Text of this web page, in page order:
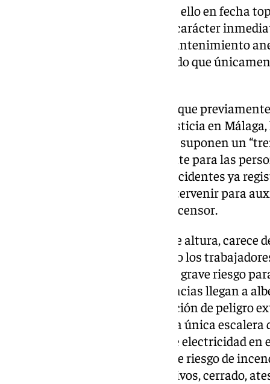
documentar un simulacro, todo ello en fecha
Además, ha requerido que “con carácter
donde se ubican las redes de mantenimiento
encuentran cerradas, asegurando que
Como denunció entonces CSIF, que
a la Delegación territorial de Justicia en
detectados en esta sede judicial suponen un
eventual incendio, especialmente para las
Cabe recordar los numerosos incidentes ya
funcionarios han tenido que intervenir para
han quedado atrapados en el ascensor.
Este edificio, de cinco plantas de altura, carece
que en, caso de producirse, tanto los
se encontrarían expuestos a un grave riesgo
CSIF señala que estas dependencias llegan a
hora punta, que ante una situación de peligro
podrían evacuar el edificio por la única
suman los constantes cortes de electricidad
que a su vez comportan un grave riesgo de
está ubicado en uno de los archivos, cerrado,